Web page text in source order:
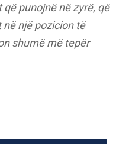
punojnë në zyrë, që
një pozicion të
shumë më tepër